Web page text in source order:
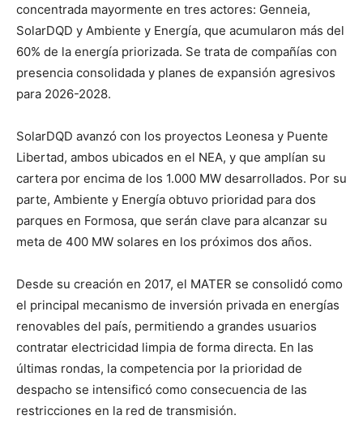
concentrada mayormente en tres actores: Genneia,
SolarDQD y Ambiente y Energía, que acumularon más del
60% de la energía priorizada. Se trata de compañías con
presencia consolidada y planes de expansión agresivos
para 2026-2028.
SolarDQD avanzó con los proyectos Leonesa y Puente
Libertad, ambos ubicados en el NEA, y que amplían su
cartera por encima de los 1.000 MW desarrollados. Por su
parte, Ambiente y Energía obtuvo prioridad para dos
parques en Formosa, que serán clave para alcanzar su
meta de 400 MW solares en los próximos dos años.
Desde su creación en 2017, el MATER se consolidó como
el principal mecanismo de inversión privada en energías
renovables del país, permitiendo a grandes usuarios
contratar electricidad limpia de forma directa. En las
últimas rondas, la competencia por la prioridad de
despacho se intensificó como consecuencia de las
restricciones en la red de transmisión.